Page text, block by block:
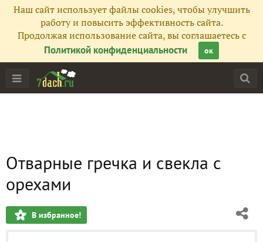
Наш сайт использует файлы cookies, чтобы улучшить
работу и повысить эффективность сайта.
Продолжая использование сайта, вы соглашаетесь с
Политикой конфиденциальности
ок
Отварные гречка и свекла с
орехами
В избранное!